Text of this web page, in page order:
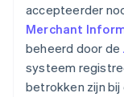
accepteerder
Merchant
beheerd door de
systeem
betrokken zijn